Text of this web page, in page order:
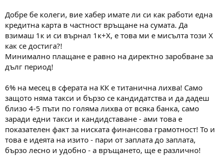
Добре бе колеги, вие хабер имате ли си как работи една
кредитна карта в частност връщане на сумата. Да
взимаш 1к и си върнал 1к+Х, е това ми е мисълта този Х
как се достига?!
Минимално плащане е равно на директно заробване за
дълг период!
6% на месец в сферата на КК е титанична лихва! Само
защото няма такси и бързо се кандидатства и да дадеш
близо 4-5 пъти по голяма лихва от всяка банка, само
заради едни такси и кандидставане - ами това е
показателен факт за ниската финансова грамотност! То и
това е идеята на изито - пари от заплата до заплата,
бързо лесно и удобно - а връщането, ще е различно!